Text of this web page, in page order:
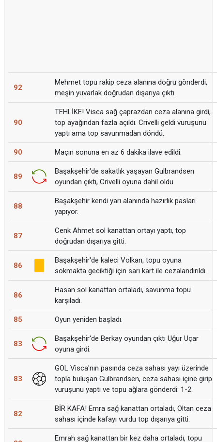
92
Mehmet topu rakip ceza alanına doğru gönderdi,
meşin yuvarlak doğrudan dışarıya çıktı.
90
TEHLİKE! Visca sağ çaprazdan ceza alanına girdi,
top ayağından fazla açıldı. Crivelli geldi vuruşunu
yaptı ama top savunmadan döndü.
90 Maçın sonuna en az 6 dakika ilave edildi.
89
Başakşehir'de sakatlık yaşayan Gulbrandsen
oyundan çıktı, Crivelli oyuna dahil oldu.
88
Başakşehir kendi yarı alanında hazırlık pasları
yapıyor.
87
Cenk Ahmet sol kanattan ortayı yaptı, top
doğrudan dışarıya gitti.
86
Başakşehir'de kaleci Volkan, topu oyuna
sokmakta geciktiği için sarı kart ile cezalandırıldı.
86
Hasan sol kanattan ortaladı, savunma topu
karşıladı.
85 Oyun yeniden başladı.
83
Başakşehir'de Berkay oyundan çıktı Uğur Uçar
oyuna girdi.
83
GOL Visca'nın pasında ceza sahası yayı üzerinde
topla buluşan Gulbrandsen, ceza sahası içine girip
vuruşunu yaptı ve topu ağlara gönderdi: 1-2.
82
BİR KAFA! Emra sağ kanattan ortaladı, Oltan ceza
sahası içinde kafayı vurdu top dışarıya gitti.
Emrah sağ kanattan bir kez daha ortaladı, topu